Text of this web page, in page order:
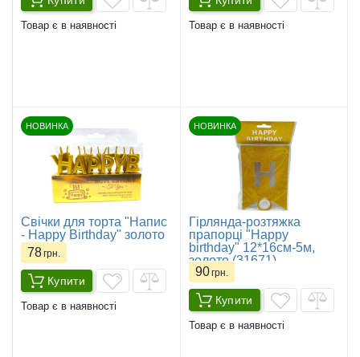
Товар є в наявності Товар є в наявності
НОВИНКА
Свічки для торта "Напис
- Happy Birthday" золото
78грн.
Купити
Товар є в наявності
НОВИНКА
Гірлянда-розтяжка
прапорці "Happy
birthday" 12*16см-5м,
золото (31671)
90грн.
Купити
Товар є в наявності